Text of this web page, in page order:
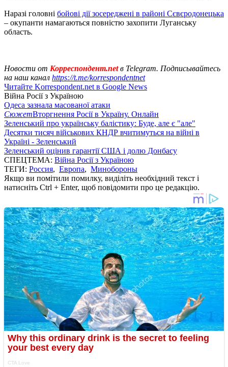
Наразі головні бойові дії зосереджені в районі Сєвєродонецька
– окупанти намагаються повністю захопити Луганську
область.
Новости от Корреспондент.netв Telegram. Подписывайтесь
на наш канал https://t.me/korrespondentnet
Читайте Korrespondent.net в Google News
Війна Росії з Україною
Одеса зазнала масованої атаки
СюжетВторгнення Росії в Україну. Онлайн
Зеленський про українську балістику: Буде, але є "але"
Десятки тисяч військових КНДР вчитимуться на війні в
Україні - Зеленський
Зеленський оцінив гарантії США і долю Донбасу
СПЕЦТЕМА: Війна Росії з Україною
ТЕГИ: Россия, Европа, Минобороны
Якщо ви помітили помилку, виділіть необхідний текст і
натисніть Ctrl + Enter, щоб повідомити про це редакцію.